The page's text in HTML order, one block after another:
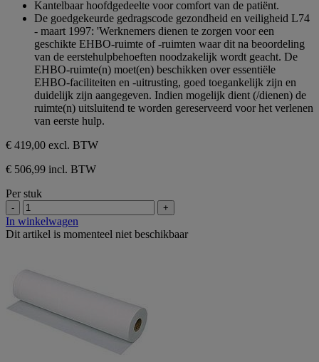
Kantelbaar hoofdgedeelte voor comfort van de patiënt.
De goedgekeurde gedragscode gezondheid en veiligheid L74
- maart 1997: 'Werknemers dienen te zorgen voor een
geschikte EHBO-ruimte of -ruimten waar dit na beoordeling
van de eerstehulpbehoeften noodzakelijk wordt geacht. De
EHBO-ruimte(n) moet(en) beschikken over essentiële
EHBO-faciliteiten en -uitrusting, goed toegankelijk zijn en
duidelijk zijn aangegeven. Indien mogelijk dient (/dienen) de
ruimte(n) uitsluitend te worden gereserveerd voor het verlenen
van eerste hulp.
€ 419,00 excl. BTW
€ 506,99 incl. BTW
Per stuk
- +
In winkelwagen
Dit artikel is momenteel niet beschikbaar